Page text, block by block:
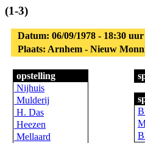
(1-3)
Datum: 06/09/1978 - 18:30 uur
Plaats: Arnhem - Nieuw
opstelling
Nijhuis
Mulderij
H. Das
Heezen
Mellaard